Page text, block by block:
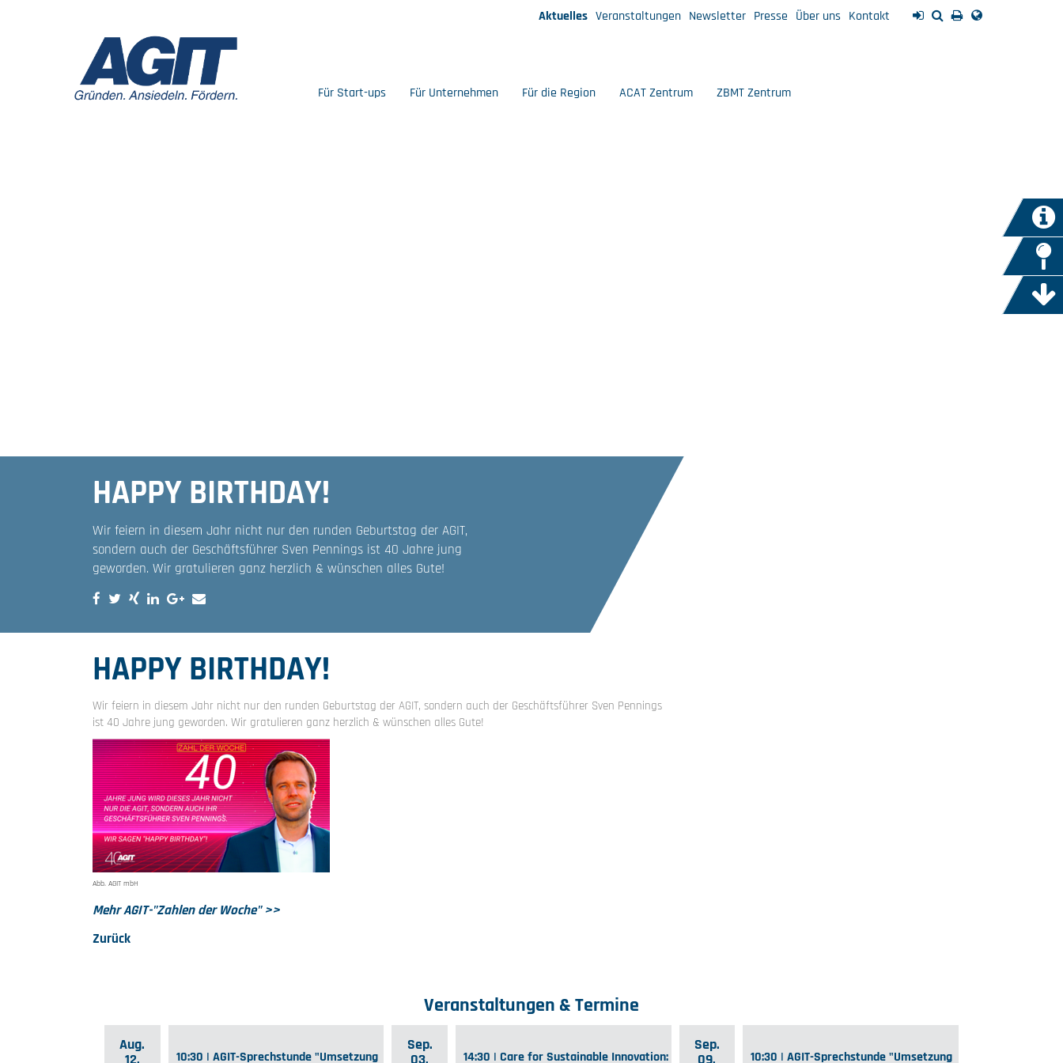
Aktuelles Veranstaltungen Newsletter Presse Über uns Kontakt
Für Start-ups Für Unternehmen Für die Region ACAT Zentrum ZBMT Zentrum
HAPPY BIRTHDAY!
Wir feiern in diesem Jahr nicht nur den runden Geburtstag der AGIT,
sondern auch der Geschäftsführer Sven Pennings ist 40 Jahre jung
geworden. Wir gratulieren ganz herzlich & wünschen alles Gute!
HAPPY BIRTHDAY!
Wir feiern in diesem Jahr nicht nur den runden Geburtstag der AGIT, sondern auch der Geschäftsführer Sven Pennings
ist 40 Jahre jung geworden. Wir gratulieren ganz herzlich & wünschen alles Gute!
Abb. AGIT mbH
Mehr AGIT-"Zahlen der Woche" >>
Zurück
Veranstaltungen & Termine
Aug.
10:30 | AGIT-Sprechstunde "Umsetzung
Sep.
14:30 | Care for Sustainable Innovation:
Sep.
10:30 | AGIT-Sprechstunde "Umsetzung